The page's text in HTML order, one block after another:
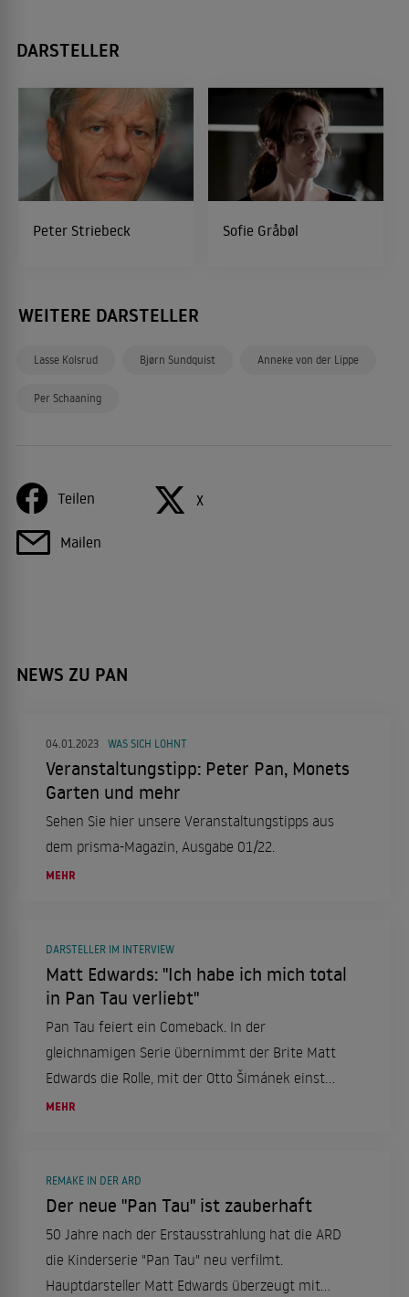
DARSTELLER
Peter Striebeck Sofie Gråbøl
WEITERE DARSTELLER
Lasse Kolsrud Bjørn Sundquist Anneke von der Lippe
Per Schaaning
Teilen X
Mailen
NEWS ZU PAN
04.01.2023 WAS SICH LOHNT
Veranstaltungstipp: Peter Pan, Monets
Garten und mehr
Sehen Sie hier unsere Veranstaltungstipps aus
dem prisma-Magazin, Ausgabe 01/22.
MEHR
DARSTELLER IM INTERVIEW
Matt Edwards: "Ich habe ich mich total
in Pan Tau verliebt"
Pan Tau feiert ein Comeback. In der
gleichnamigen Serie übernimmt der Brite Matt
Edwards die Rolle, mit der Otto Šimánek einst
berühmt wurde. Dabei kannte er Pan Tau vorher
MEHR
REMAKE IN DER ARD
Der neue "Pan Tau" ist zauberhaft
50 Jahre nach der Erstausstrahlung hat die ARD
die Kinderserie "Pan Tau" neu verfilmt.
Hauptdarsteller Matt Edwards überzeugt mit